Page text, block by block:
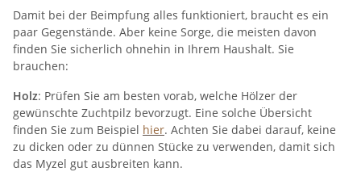
Damit bei der Beimpfung alles funktioniert, braucht es ein
paar Gegenstände. Aber keine Sorge, die meisten davon
finden Sie sicherlich ohnehin in Ihrem Haushalt. Sie
brauchen:
Holz: Prüfen Sie am besten vorab, welche Hölzer der
gewünschte Zuchtpilz bevorzugt. Eine solche Übersicht
finden Sie zum Beispiel hier. Achten Sie dabei darauf, keine
zu dicken oder zu dünnen Stücke zu verwenden, damit sich
das Myzel gut ausbreiten kann.